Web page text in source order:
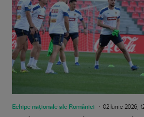
Echipe naționale ale României 02 Iunie 2026,